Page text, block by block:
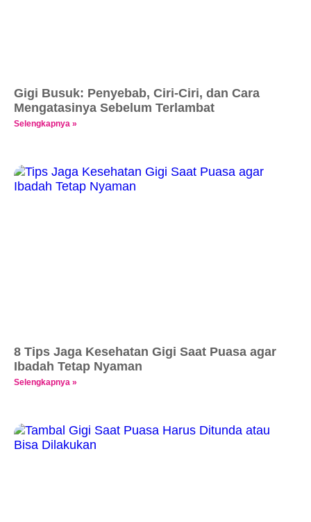
Gigi Busuk: Penyebab, Ciri-Ciri, dan Cara
Mengatasinya Sebelum Terlambat
Selengkapnya »
8 Tips Jaga Kesehatan Gigi Saat Puasa agar
Ibadah Tetap Nyaman
Selengkapnya »